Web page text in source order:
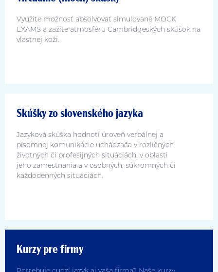
Využite možnosť absolvovať simulované MOCK
EXAMS a zažite atmosféru Cambridgeských skúšok na
vlastnej koži.
Skúšky zo slovenského jazyka
Jazyková skúška hodnotí úroveň verbálnej a
písomnej komunikácie uchádzača v rozličných
životných či profesijných situáciách, v oblasti
jeho zamestnania a v osobných, súkromných či
každodenných situáciách.
Kurzy pre firmy